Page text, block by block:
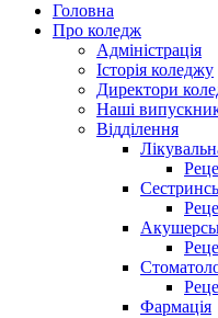
Головна
Про коледж
Адміністрація
Історія коледжу
Директори
Наші
Відділення
Фармація